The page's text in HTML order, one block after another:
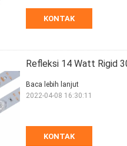
KONTAK
Refleksi 14 Watt Rigid
KONTAK
Baca lebih lanjut
2022-04-08 16:30:11